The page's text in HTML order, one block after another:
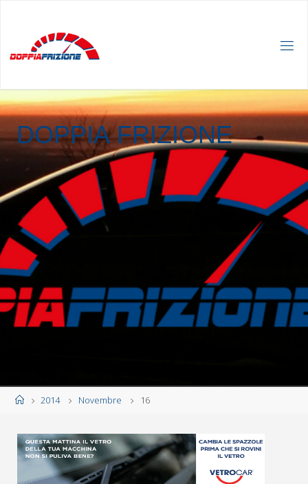
DOPPIA FRIZIONE
Home2014 Novembre 16